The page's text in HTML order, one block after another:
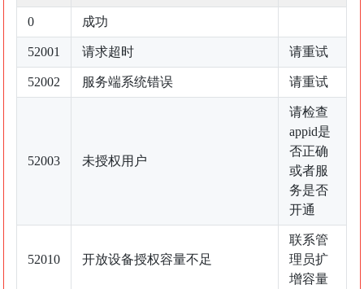
0 成功
52001 请求超时 请重试
52002 服务端系统错误 请重试
52003 未授权用户
请检查
appid是
否正确
或者服
务是否
开通
52010 开放设备授权容量不足
联系管
理员扩
增容量